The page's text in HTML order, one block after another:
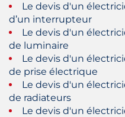
Le devis d'un
d’un interrupteur
Le devis d'un
de luminaire
Le devis d'un
de prise électrique
Le devis d'un
de radiateurs
Le devis d'un